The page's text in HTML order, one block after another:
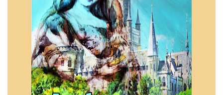
Allerleirau
Ein seltenes, doch faszinierend märchenhaftes Grimm
Werk